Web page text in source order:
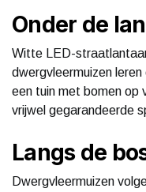
Onder de
Witte LED-
dwergvleermuizen
een tuin met bomen op
vrijwel gegarandeerde
Langs de
Dwergvleermuizen